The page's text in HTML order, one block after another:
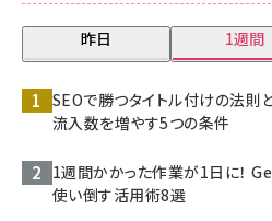
昨日 1週間
SEOで勝つタイトル付けの法則
流入数を増やす5つの条件
1週間かかった作業が1日に！
使い倒す活用術8選